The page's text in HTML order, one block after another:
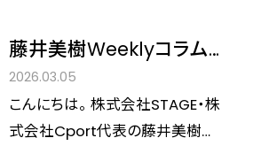
藤井美樹Weeklyコラム
Vol.24 自分を生きている
人の、時間の使い方
2026.03.05
こんにちは。 株式会社STAGE・株
式会社Cport代表の藤井美樹で